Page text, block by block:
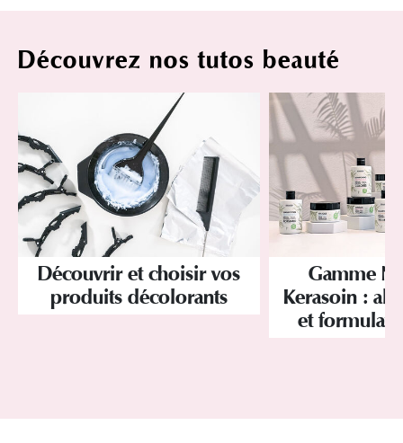
Découvrez nos tutos beauté
Découvrir et choisir vos
produits décolorants
Gamme
Kerasoin :
et